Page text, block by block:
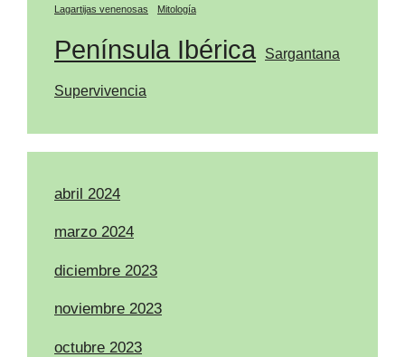
Lagartijas venenosas Mitología
Península Ibérica Sargantana
Supervivencia
abril 2024
marzo 2024
diciembre 2023
noviembre 2023
octubre 2023